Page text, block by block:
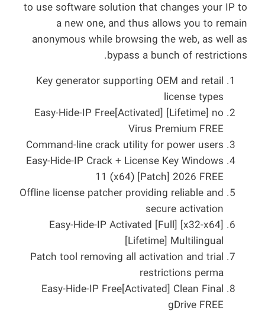
to use software solution that changes your IP to
a new one, and thus allows you to remain
anonymous while browsing the web, as well as
bypass a bunch of restrictions.
Key generator supporting OEM and retail
license types
Easy-Hide-IP Free[Activated] [Lifetime] no
Virus Premium FREE
Command-line crack utility for power users
Easy-Hide-IP Crack + License Key Windows
11 (x64) [Patch] 2026 FREE
Offline license patcher providing reliable and
secure activation
Easy-Hide-IP Activated [Full] [x32-x64]
[Lifetime] Multilingual
Patch tool removing all activation and trial
restrictions perma
Easy-Hide-IP Free[Activated] Clean Final
gDrive FREE